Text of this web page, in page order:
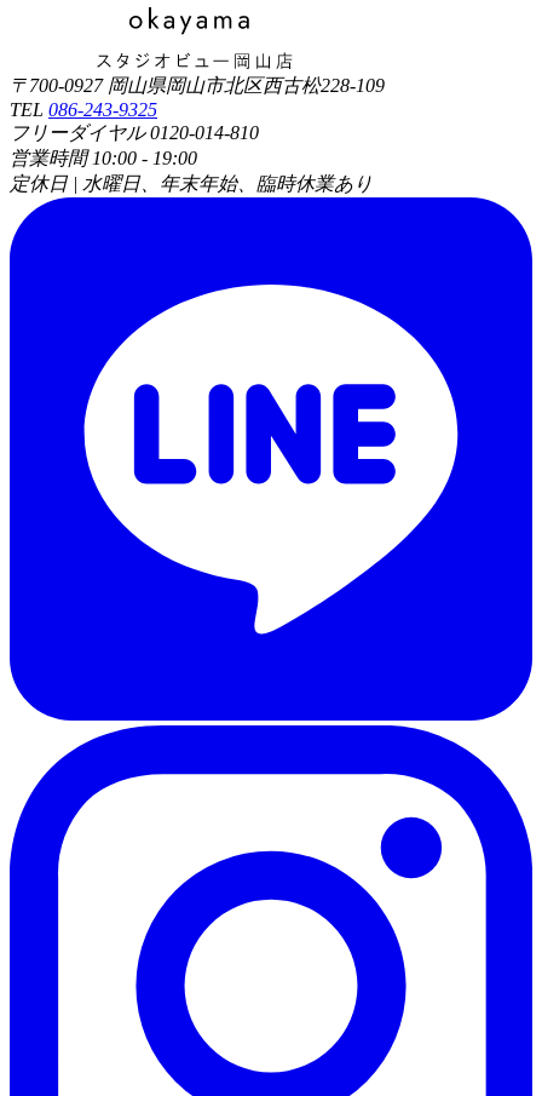
〒700-0927 岡山県岡山市北区西古松228-109
TEL 086-243-9325
フリーダイヤル 0120-014-810
営業時間 10:00 - 19:00
定休日 | 水曜日、年末年始、臨時休業あり